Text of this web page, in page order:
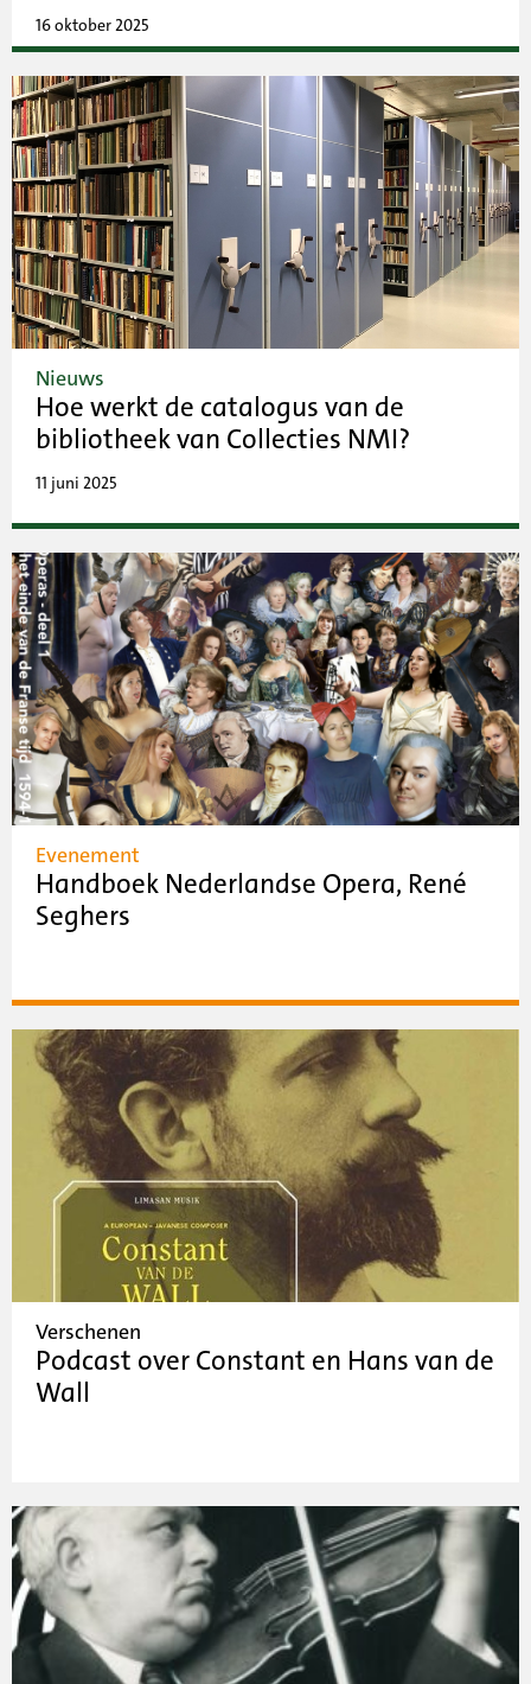
16 oktober 2025
Nieuws
Hoe werkt de catalogus van de
bibliotheek van Collecties NMI?
11 juni 2025
Evenement
Handboek Nederlandse Opera, René
Seghers
Verschenen
Podcast over Constant en Hans van de
Wall